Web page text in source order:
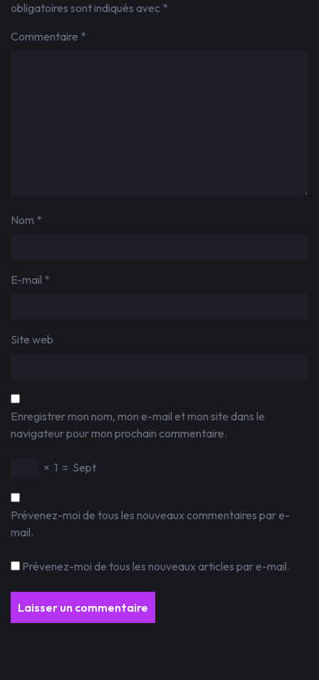
obligatoires sont indiqués avec *
Commentaire *
Nom *
E-mail *
Site web
Enregistrer mon nom, mon e-mail et mon site dans le
navigateur pour mon prochain commentaire.
× 1 = Sept
Prévenez-moi de tous les nouveaux commentaires par e-
mail.
Prévenez-moi de tous les nouveaux articles par e-mail.